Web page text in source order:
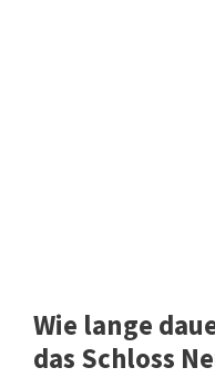
Wie lange
das Schloss